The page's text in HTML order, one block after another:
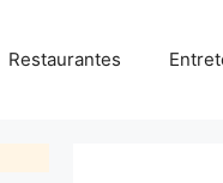
Restaurantes